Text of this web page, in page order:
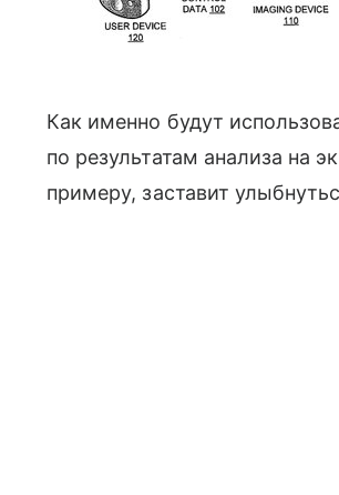
Как именно будут
по результатам анализа на
примеру, заставит